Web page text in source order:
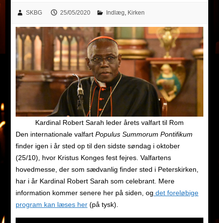
SKBG 25/05/2020 Indlæg, Kirken
Kardinal Robert Sarah leder årets valfart til Rom
Den internationale valfart Populus Summorum Pontifikum
finder igen i år sted op til den sidste søndag i oktober
(25/10), hvor Kristus Konges fest fejres. Valfartens
hovedmesse, der som sædvanlig finder sted i Peterskirken,
har i år Kardinal Robert Sarah som celebrant. Mere
information kommer senere her på siden, og det foreløbige
program kan læses her(på tysk).